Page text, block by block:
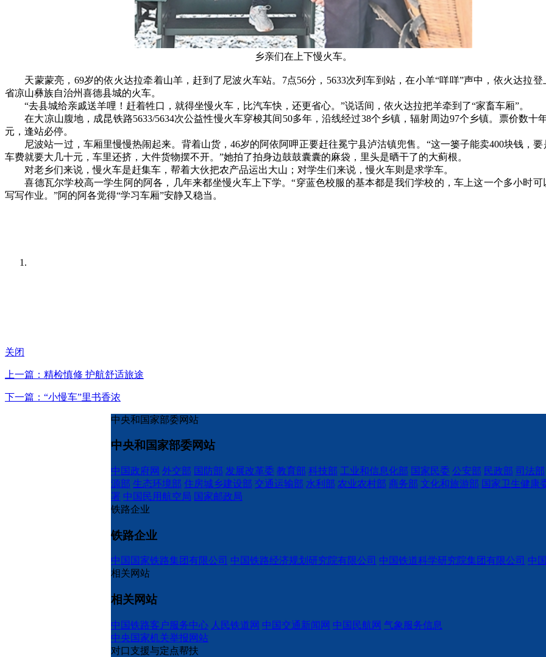
乡亲们在上下慢火车。
天蒙蒙亮，69岁的依火达拉牵着山羊，赶到了尼波火车站。7点56分，5633次列车到站，在小羊“咩咩”声中，依火达拉登
省凉山彝族自治州喜德县城的火车。
“去县城给亲戚送羊哩！赶着牲口，就得坐慢火车，比汽车快，还更省心。”说话间，依火达拉把羊牵到了“家畜车厢”。
在大凉山腹地，成昆铁路5633/5634次公益性慢火车穿梭其间50多年，沿线经过38个乡镇，辐射周边97个乡镇。票价数十
元，逢站必停。
尼波站一过，车厢里慢慢热闹起来。背着山货，46岁的阿依阿呷正要赶往冕宁县泸沽镇兜售。“这一篓子能卖400块钱，要
车费就要大几十元，车里还挤，大件货物摆不开。”她拍了拍身边鼓鼓囊囊的麻袋，里头是晒干了的大蓟根。
对老乡们来说，慢火车是赶集车，帮着大伙把农产品运出大山；对学生们来说，慢火车则是求学车。
喜德瓦尔学校高一学生阿的阿各，几年来都坐慢火车上下学。“穿蓝色校服的基本都是我们学校的，车上这一个多小时可
写写作业。”阿的阿各觉得“学习车厢”安静又稳当。
关闭
上一篇：精检慎修 护航舒适旅途
下一篇：“小慢车”里书香浓
中央和国家部委网站
中央和国家部委网站
中国政府网 外交部 国防部 发展改革委 教育部 科技部 工业和信息化部 国家民委 公安部 民政部 司法部
源部 生态环境部 住房城乡建设部 交通运输部 水利部 农业农村部 商务部 文化和旅游部 国家卫生健康
署 中国民用航空局 国家邮政局
铁路企业
铁路企业
中国国家铁路集团有限公司 中国铁路经济规划研究院有限公司 中国铁道科学研究院集团有限公司 中
相关网站
相关网站
中国铁路客户服务中心 人民铁道网 中国交通新闻网 中国民航网 气象服务信息
中央国家机关举报网站
对口支援与定点帮扶